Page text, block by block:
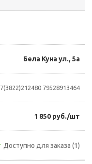
Бела Куна ул., 5а
7(3822)212480 79528913464
1 850 руб./шт
Доступно для заказа (1)